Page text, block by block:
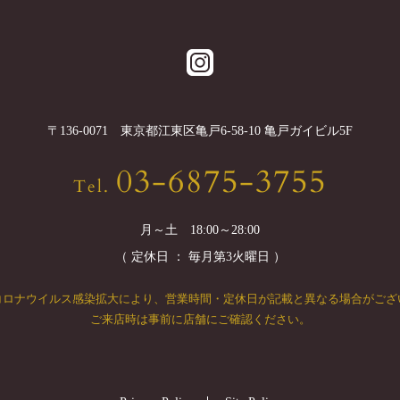
〒 136-0071 東京都江東区亀戸6-58-10 亀戸ガイビル5F
Tel. 03-6875-3755
月～土 18:00～28:00
（ 定休日 ： 毎月第3火曜日 ）
ナウイルス感染拡大により、 営業時間・定休日が記載と異なる場合がご
ご来店時は事前に店舗にご確認ください。